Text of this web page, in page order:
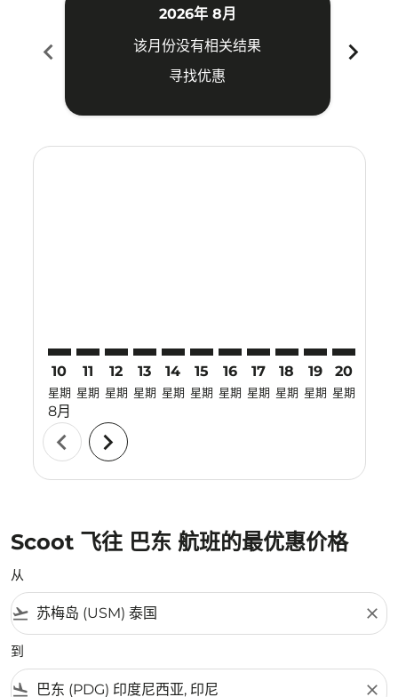
chevron_left
2026年 8月
该月份没有相关结果
寻找优惠
chevron_right
10
星期
8月
11
星期
12
星期
13
星期
14
星期
15
星期
16
星期
17
星期
18
星期
19
星期
20
星期
chevron_left chevron_right
Scoot 飞往 巴东 航班的最优惠价格
从
flight_takeoff close
到
flight_land close